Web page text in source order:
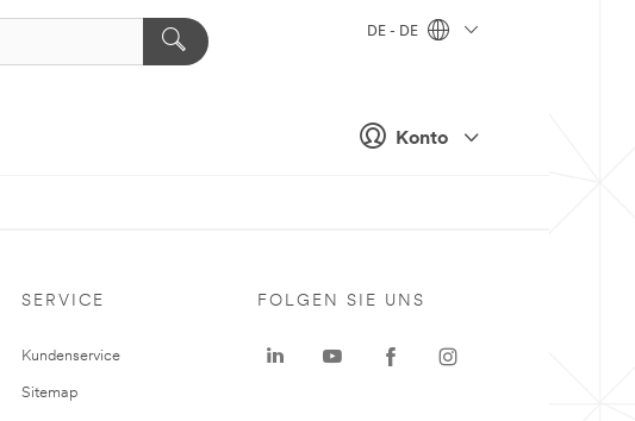
Konto
DE - DE
SERVICE
Kundenservice
Sitemap
FOLGEN SIE UNS